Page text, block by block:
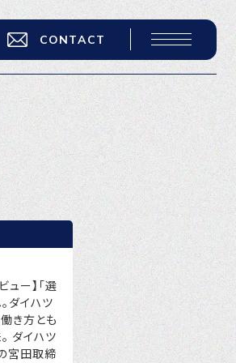
CONTACT
へ
トサービス
考えの企業様へ
理由
決
ーム
ュー】「選
ダイハツ
き方とも
ダイハツ
宮田取締